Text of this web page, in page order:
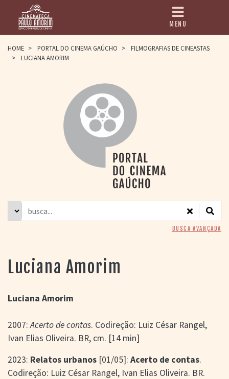
HOME
PAULO AMORIM
> HOMENAGEADOS
> EQUIPE
> ASSOCIAÇÃO DOS
> BIBLIOTECA
ROMEU GRIMALDI
> GRADE SEMANAL
> PREÇOS E
DESCONTOS
PORTAL DO
CINEMA GAÚCHO
> BUSCA AVANÇADA
> FILMOGRAFIAS DE
CINEASTAS
> DISCOGRAFIAS
CONTATO E
MENU
HOME > PORTAL DO CINEMA GAÚCHO >
FILMOGRAFIAS DE CINEASTAS
>
LUCIANA AMORIM
BUSCA AVANÇADA
Luciana Amorim
Luciana Amorim
2007:Acerto de contas. Codireção: Luiz César Rangel,
Ivan Elias Oliveira. BR, cm. [14 min]
2023: Relatos urbanos [01/05]: Acerto de contas.
Codireção: Luiz César Rangel, Ivan Elias Oliveira. BR.